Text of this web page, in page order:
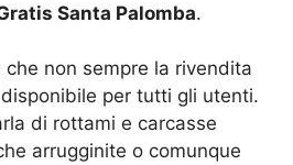
Santa Palomba.
che non sempre la rivendita
per tutti gli utenti.
di rottami e carcasse
arrugginite o comunque